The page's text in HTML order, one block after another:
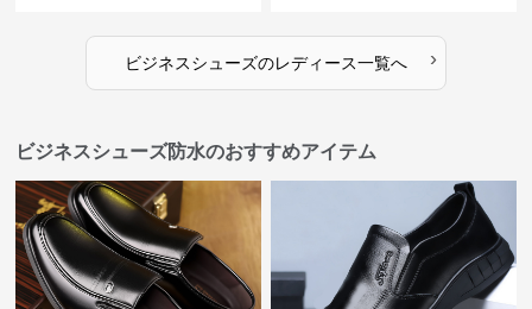
ビジネスシューズのレディース一覧へ ›
ビジネスシューズ防水のおすすめアイテム